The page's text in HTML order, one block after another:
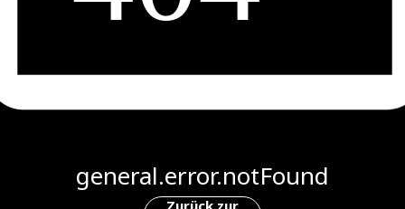
general.error.notFound
Zurück zur